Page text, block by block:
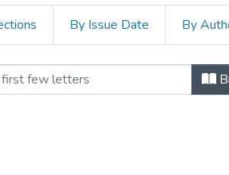
By Issue Date By
by Subject "addictive